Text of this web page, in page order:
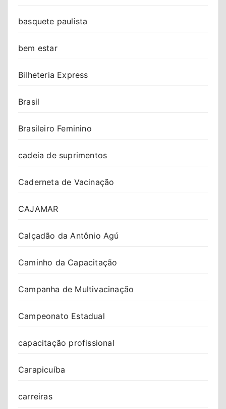
basquete paulista
bem estar
Bilheteria Express
Brasil
Brasileiro Feminino
cadeia de suprimentos
Caderneta de Vacinação
CAJAMAR
Calçadão da Antônio Agú
Caminho da Capacitação
Campanha de Multivacinação
Campeonato Estadual
capacitação profissional
Carapicuíba
carreiras